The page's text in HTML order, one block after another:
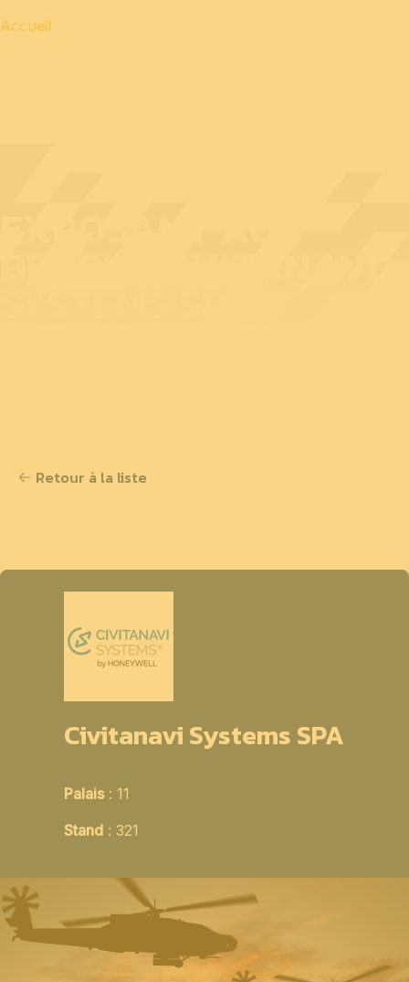
Accueil
Retour à la liste
Civitanavi Systems SPA
Palais: 11
Stand : 321